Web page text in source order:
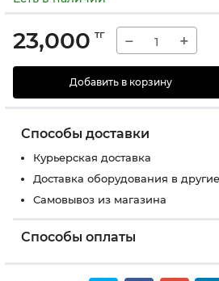
23,000 тг − +
Добавить в корзину
Способы доставки
Курьерская доставка
Доставка оборудования в
Самовывоз из магазина
Способы оплаты